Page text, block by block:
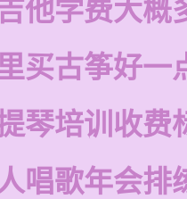
他学费大概
买古筝好一
琴培训收费
唱歌年会排